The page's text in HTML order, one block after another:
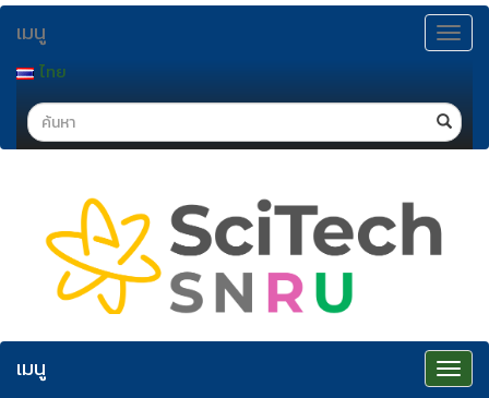
ข้าม
ไป
เนื้อหา
Toggle
เมนู
ไทย
Search
Toggle
เมนู